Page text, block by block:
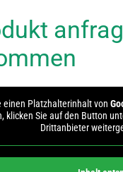
einen Platzhalterinhalt von
klicken Sie auf den Button
Drittanbieter